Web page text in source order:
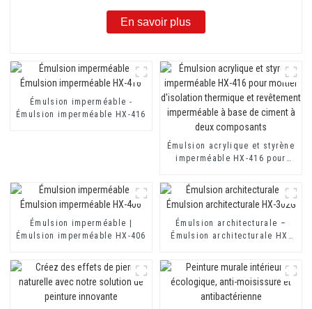
En savoir plus
Émulsion imperméable -
Émulsion imperméable HX-416
Émulsion acrylique et styrène
imperméable HX-416 pour
et revêtement imperméable à
base de ciment à deux
composants
Émulsion imperméable |
Émulsion imperméable HX-406
Émulsion architecturale –
Émulsion architecturale HX-